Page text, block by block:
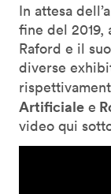
In attesa
fine del 2019,
Raford e il
diverse
Artificiale e
video qui